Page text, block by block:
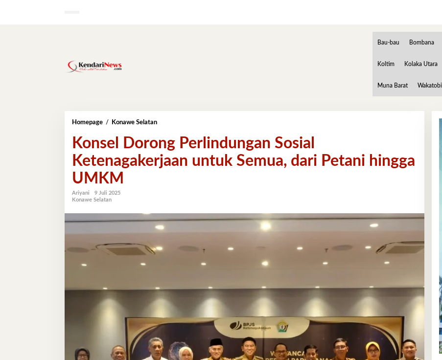
Bau-bau Bombana
Koltim Kolaka Utara
Muna Barat Wakatobi
Homepage / Konawe SelatanKonsel
Perlindungan
Sosial
Ketenagakerjaan
untuk
Konsel Dorong Perlindungan Sosial
Ketenagakerjaan untuk Semua, dari Petani hingga
UMKM
Ariyani
9 Juli 2025
Konawe Selatan